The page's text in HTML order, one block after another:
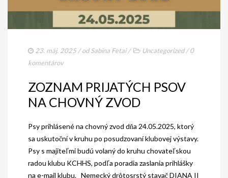
23. máj. 2025/ odSabina Fetai/ Uncategorized/0
komentárov
ZOZNAM PRIJATÝCH PSOV
NA CHOVNÝ ZVOD
Psy prihlásené na chovný zvod dňa 24.05.2025, ktorý
sa uskutoční v kruhu po posudzovaní klubovej výstavy.
Psy s majiteľmi budú volaný do kruhu chovateľskou
radou klubu KCHHS, podľa poradia zaslania prihlášky
na e-mail klubu. Nemecký drôtosrstý stavač DIANA II